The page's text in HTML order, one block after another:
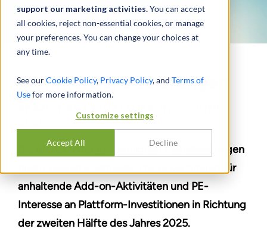
support our marketing activities.You can accept
all cookies, reject non-essential cookies, or manage
your preferences. You can change your choices at
any time.
See ourCookie Policy, Privacy Policy, and Terms of
Usefor more information.
Customize settings
Accept All Decline
Kommerzielle Leistungen
Die Branche der gewerblichen Dienstleistungen
bleibt weiterhin attraktiv, mit Erwartungen für
anhaltende Add-on-Aktivitäten und PE-
Interesse an Plattform-Investitionen in Richtung
der zweiten Hälfte des Jahres 2025.